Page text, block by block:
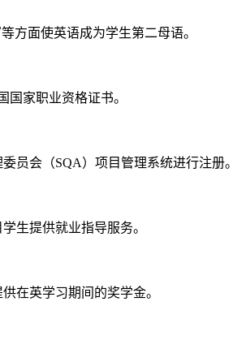
方面使英语成为学生第二母语。
家职业资格证书。
员会（SQA）项目管理系统进行注册。
生提供就业指导服务。
在英学习期间的奖学金。